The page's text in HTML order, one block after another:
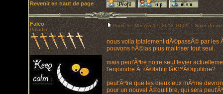
Revenir en haut de page
Falco
Paladin
Posté le: Mer Avr 17, 2013 10:09 Sujet du
nous voila totalement dÃ©passÃ© par les
pouvons hÃ©las plus maitriser tout seul.
mais peut'Ãªtre notre seul levier
l'enjoindre Ã rÃ©tablir lâ€™Ã©quilibre?
peut'Ãªtre que les dieux eux mÃªme
pour un nouvel Ã©quilibre, qui sera